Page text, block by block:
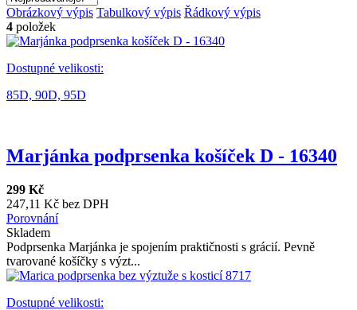
Obrázkový výpis Tabulkový výpis Řádkový výpis
4 položek
Dostupné velikosti:
85D, 90D, 95D
Marjánka podprsenka košíček D - 16340
299 Kč
247,11 Kč bez DPH
Porovnání
Skladem
Podprsenka Marjánka je spojením praktičnosti s grácií. Pevně
tvarované košíčky s výzt...
Dostupné velikosti: